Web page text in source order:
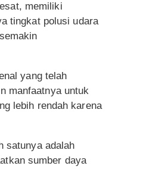
memiliki
tingkat polusi udara
yang telah
manfaatnya untuk
lebih rendah karena
satunya adalah
sumber daya